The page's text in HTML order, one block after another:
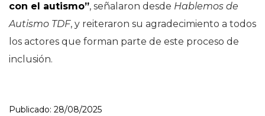
con el autismo”, señalaron desde Hablemos de
Autismo TDF, y reiteraron su agradecimiento a todos
los actores que forman parte de este proceso de
inclusión.
Publicado: 28/08/2025